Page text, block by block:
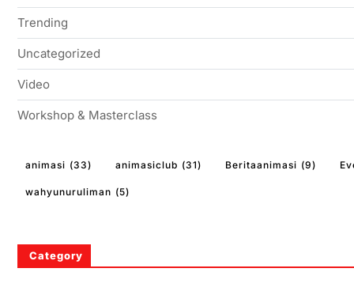
Trending
Uncategorized
Video
Workshop & Masterclass
animasi (33) animasiclub (31) Beritaanimasi (9)
wahyunuruliman (5)
Category